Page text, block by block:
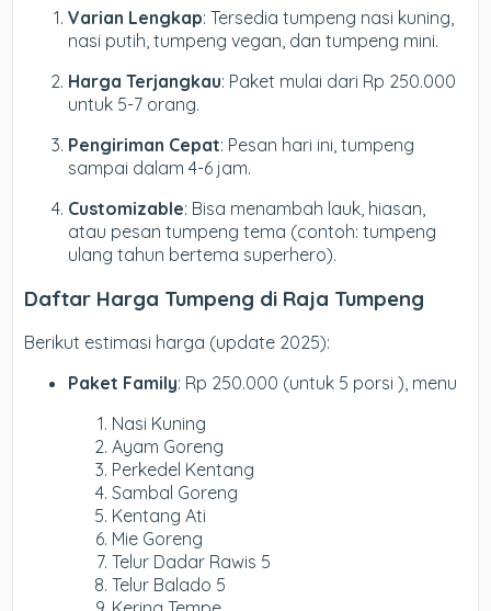
Varian Lengkap: Tersedia tumpeng nasi kuning,
nasi putih, tumpeng vegan, dan tumpeng mini.
Harga Terjangkau: Paket mulai dari Rp 250.000
untuk 5-7 orang.
Pengiriman Cepat: Pesan hari ini, tumpeng
sampai dalam 4-6 jam.
Customizable: Bisa menambah lauk, hiasan,
atau pesan tumpeng tema (contoh: tumpeng
ulang tahun bertema superhero).
Daftar Harga Tumpeng di Raja Tumpeng
Berikut estimasi harga (update 2025):
Paket Family: Rp 250.000 (untuk 5 porsi ), menu
Nasi Kuning
Ayam Goreng
Perkedel Kentang
Sambal Goreng
Kentang Ati
Mie Goreng
Telur Dadar Rawis 5
Telur Balado 5